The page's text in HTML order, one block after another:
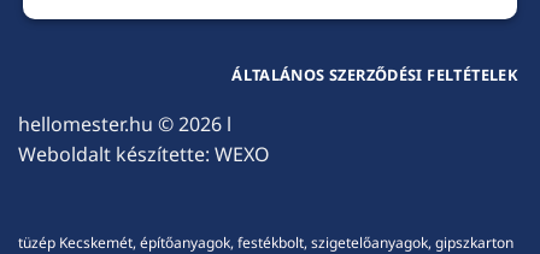
hellomester.hu © 2026 l
Weboldalt készítette: WEXO
ÁLTALÁNOS SZERZŐDÉSI FELTÉTELEK
tüzép Kecskemét, építőanyagok, festékbolt, szigetelőanyagok, gipszkarton